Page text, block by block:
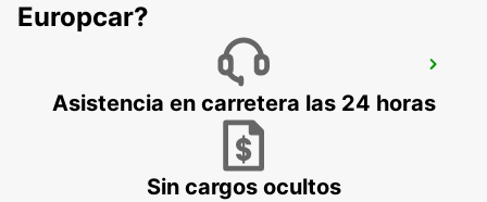
ST. GALLEN, VADIANSTRASSE
ST. GALLEN - SWITZERLAND
Europcar?
Asistencia en carretera las 24 horas
Sin cargos ocultos